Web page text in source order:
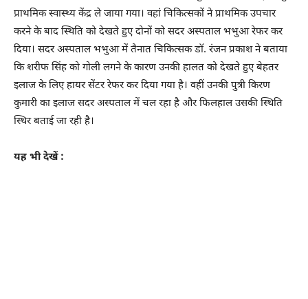
प्राथमिक स्वास्थ्य केंद्र ले जाया गया। वहां चिकित्सकों ने प्राथमिक उपचार
करने के बाद स्थिति को देखते हुए दोनों को सदर अस्पताल भभुआ रेफर कर
दिया। सदर अस्पताल भभुआ में तैनात चिकित्सक डॉ. रंजन प्रकाश ने बताया
कि शरीफ सिंह को गोली लगने के कारण उनकी हालत को देखते हुए बेहतर
इलाज के लिए हायर सेंटर रेफर कर दिया गया है। वहीं उनकी पुत्री किरण
कुमारी का इलाज सदर अस्पताल में चल रहा है और फिलहाल उसकी स्थिति
स्थिर बताई जा रही है।
यह भी देखें :